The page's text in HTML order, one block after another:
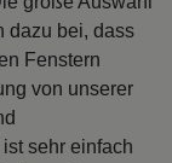
dazu bei, dass
Fenstern
von unserer
sehr einfach